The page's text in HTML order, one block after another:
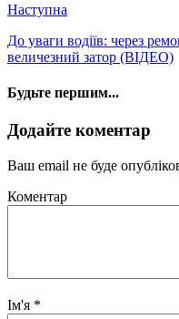
Наступна
До уваги водіїв: через
величезний затор (ВІДЕО)
Будьте першим...
Додайте коментар
Ваш email не буде
Коментар
Ім'я *